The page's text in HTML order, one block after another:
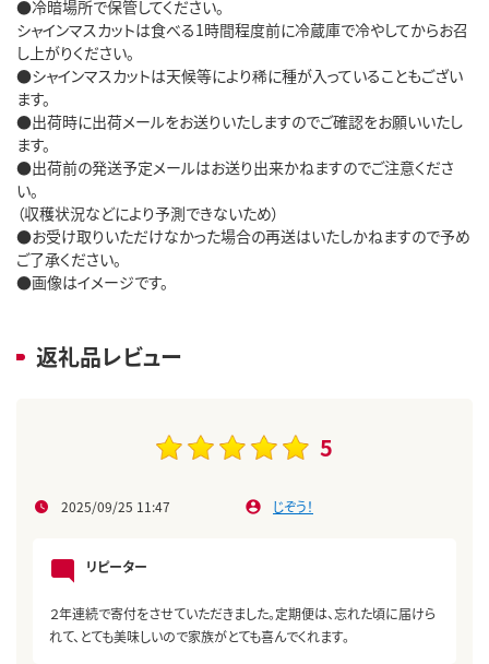
●冷暗場所で保管してください。
シャインマスカットは食べる1時間程度前に冷蔵庫で冷やしてからお召
し上がりください。
●シャインマスカットは天候等により稀に種が入っていることもござい
ます。
●出荷時に出荷メールをお送りいたしますのでご確認をお願いいたし
ます。
●出荷前の発送予定メールはお送り出来かねますのでご注意くださ
い。
（収穫状況などにより予測できないため）
●お受け取りいただけなかった場合の再送はいたしかねますので予め
ご了承ください。
●画像はイメージです。
返礼品レビュー
5
2025/09/25 11:47 じぞう！
リピーター
２年連続で寄付をさせていただきました。定期便は、忘れた頃に届けら
れて、とても美味しいので家族がとても喜んでくれます。